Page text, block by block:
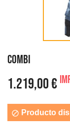
COMBI
1.219,00 €
 Producto